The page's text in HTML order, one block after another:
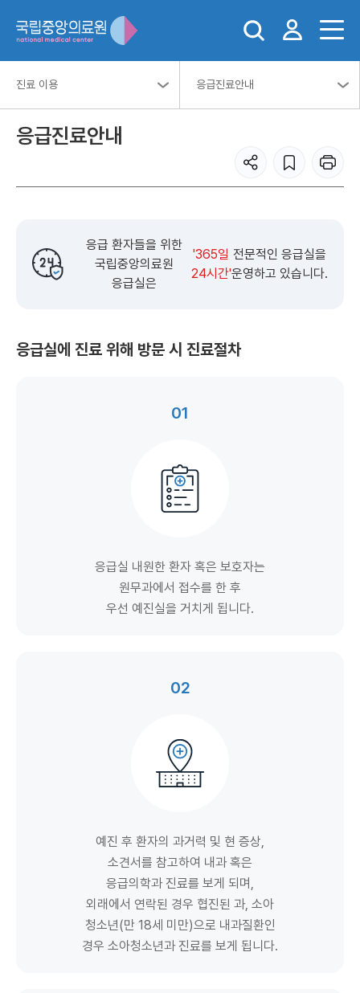
진료 이용 응급진료안내
응급진료안내
응급 환자들을 위한
국립중앙의료원
응급실은
'365일
24시간'
전문적인 응급실을
운영하고 있습니다.
응급실에 진료 위해 방문 시 진료절차
01
응급실 내원한 환자 혹은 보호자는
원무과에서 접수를 한 후
우선 예진실을 거치게 됩니다.
02
예진 후 환자의 과거력 및 현 증상,
소견서를 참고하여 내과 혹은
응급의학과 진료를 보게 되며,
외래에서 연락된 경우 협진된 과, 소아
청소년(만 18세 미만)으로 내과질환인
경우 소아청소년과 진료를 보게 됩니다.